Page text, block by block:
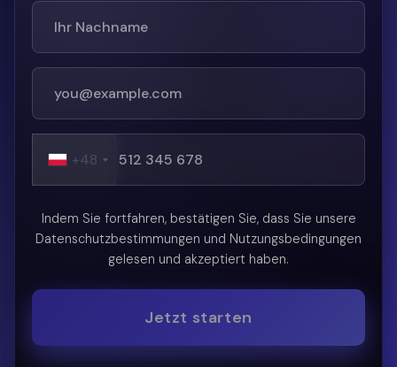
+48
Indem Sie fortfahren, bestätigen Sie, dass Sie unsere
Datenschutzbestimmungen und Nutzungsbedingungen
gelesen und akzeptiert haben.
Jetzt starten